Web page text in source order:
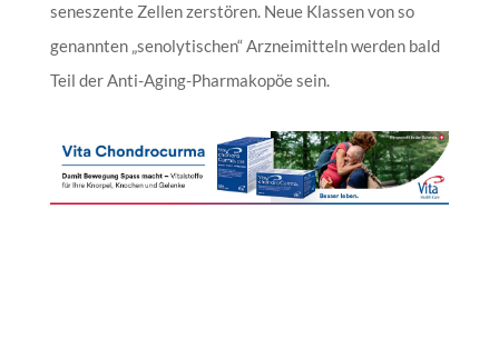
seneszente Zellen zerstören. Neue Klassen von so
genannten „senolytischen“ Arzneimitteln werden bald
Teil der Anti-Aging-Pharmakopöe sein.